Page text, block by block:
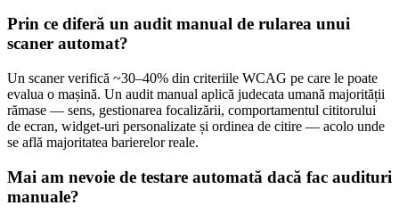
Prin ce diferă un audit manual de rularea unui
scaner automat?
Un scaner verifică ~30–40% din criteriile WCAG pe care le poate
evalua o mașină. Un audit manual aplică judecata umană majorității
rămase — sens, gestionarea focalizării, comportamentul cititorului
de ecran, widget-uri personalizate și ordinea de citire — acolo unde
se află majoritatea barierelor reale.
Mai am nevoie de testare automată dacă fac audituri
manuale?